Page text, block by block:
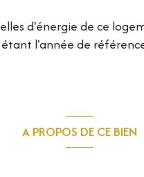
d'énergie de ce
l'année de
A PROPOS DE CE BIEN